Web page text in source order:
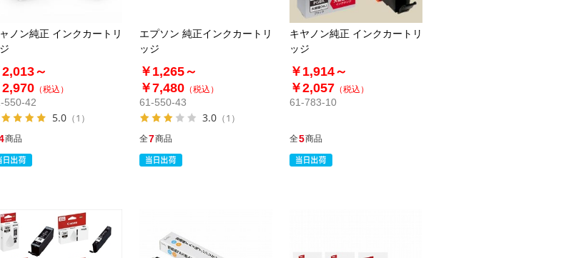
ノン純正 インクカートリ
2,013～
2,970 （税込）
550-42
5.0 （1）
商品
エプソン 純正インクカートリ
ッジ
￥1,265～
￥7,480 （税込）
61-550-43
3.0 （1）
全7商品
キヤノン純正 インクカートリ
ッジ
￥1,914～
￥2,057 （税込）
61-783-10
全5商品